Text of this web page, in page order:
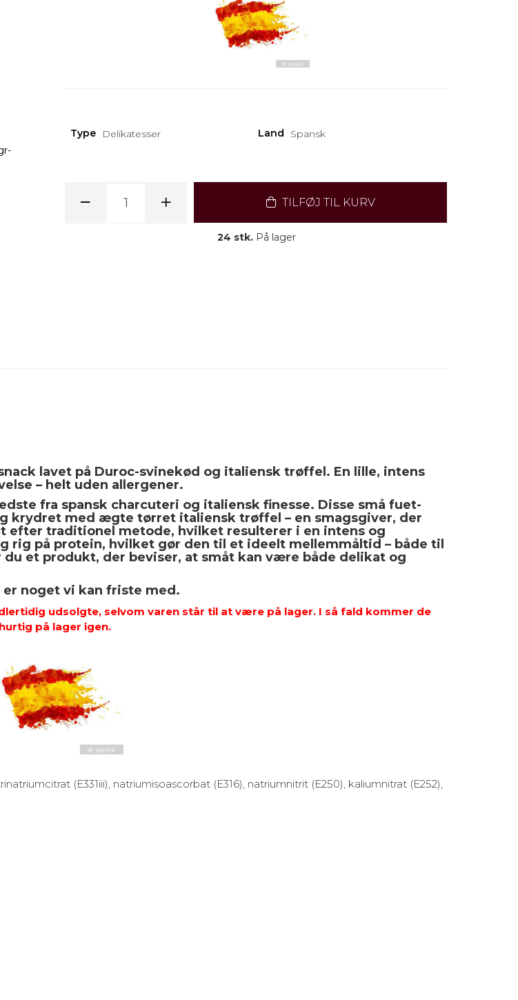
Type Delikatesser Land Spansk
TILFØJ TIL KURV
24 stk.På lager
lavet på Duroc-svinekød og italiensk trøffel. En lille, intens
– helt uden allergener.
fra spansk charcuteri og italiensk finesse. Disse små fuet-
krydret med ægte tørret italiensk trøffel – en smagsgiver, der
efter traditionel metode, hvilket resulterer i en intens og
rig på protein, hvilket gør den til et ideelt mellemmåltid – både til
et produkt, der beviser, at småt kan være både delikat og
er noget vi kan friste med.
udsolgte, selvom varen står til at være på lager. I så fald kommer de
hurtig på lager igen.
(E331iii), natriumisoascorbat (E316), natriumnitrit (E250), kaliumnitrat (E252),